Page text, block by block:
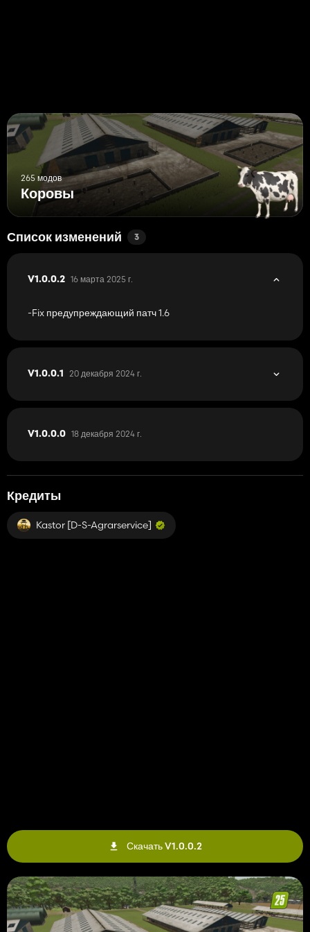
В некоторых случаях заполнения показаны в каждом бункере
после размещения, хотя сумма все еще 0.
265 модов
Коровы
Список изменений 3
V1.0.0.2 16 марта 2025 г.
-Fix предупреждающий патч 1.6
V1.0.0.1 20 декабря 2024 г.
V1.0.0.0 18 декабря 2024 г.
Кредиты
Kastor [D-S-Agrarservice]
Скачать V1.0.0.2